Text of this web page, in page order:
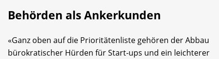
Behörden als Ankerkunden
«Ganz oben auf die Prioritätenliste gehören der Abbau
bürokratischer Hürden für Start-ups und ein leichterer